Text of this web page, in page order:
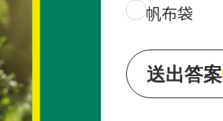
帆布袋
送出答案